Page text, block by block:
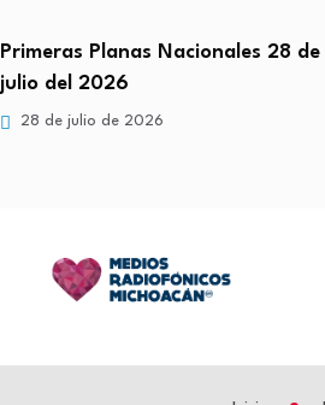
Primeras Planas Nacionales 28 de
julio del 2026
28 de julio de 2026